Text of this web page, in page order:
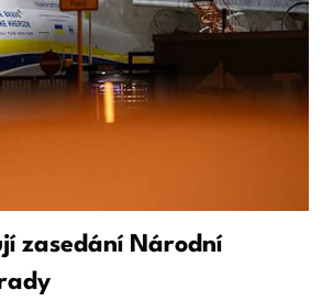
zasedání Národní